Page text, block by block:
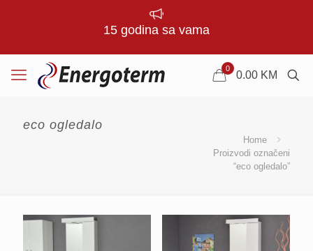
15 godina sa vama
0
0.00 KM
eco ogledalo
Home
Proizvodi označeni
“eco ogledalo”